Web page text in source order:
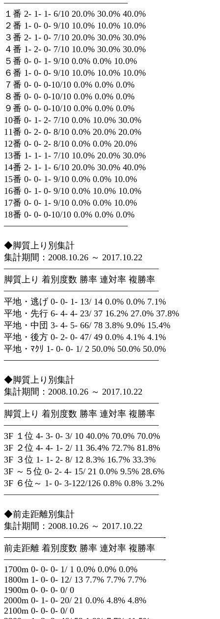
——————————————
１番 2- 1- 1- 6/10 20.0% 30.0% 40.0%
２番 1- 0- 0- 9/10 10.0% 10.0% 10.0%
３番 2- 1- 0- 7/10 20.0% 30.0% 30.0%
４番 1- 2- 0- 7/10 10.0% 30.0% 30.0%
５番 0- 0- 1- 9/10 0.0% 0.0% 10.0%
６番 1- 0- 0- 9/10 10.0% 10.0% 10.0%
７番 0- 0- 0-10/10 0.0% 0.0% 0.0%
８番 0- 0- 0-10/10 0.0% 0.0% 0.0%
９番 0- 0- 0-10/10 0.0% 0.0% 0.0%
10番 0- 1- 2- 7/10 0.0% 10.0% 30.0%
11番 0- 2- 0- 8/10 0.0% 20.0% 20.0%
12番 0- 0- 2- 8/10 0.0% 0.0% 20.0%
13番 1- 1- 1- 7/10 10.0% 20.0% 30.0%
14番 2- 1- 1- 6/10 20.0% 30.0% 40.0%
15番 0- 0- 1- 9/10 0.0% 0.0% 10.0%
16番 0- 1- 0- 9/10 0.0% 10.0% 10.0%
17番 0- 0- 1- 9/10 0.0% 0.0% 10.0%
18番 0- 0- 0-10/10 0.0% 0.0% 0.0%
——————————————
◆脚質上り別集計
集計期間：2008.10.26 ～ 2017.10.22
—————————————————–
脚質上り 着別度数 勝率 連対率 複勝率
—————————————————–
平地・逃げ 0- 0- 1- 13/ 14 0.0% 0.0% 7.1%
平地・先行 6- 4- 4- 23/ 37 16.2% 27.0% 37.8%
平地・中団 3- 4- 5- 66/ 78 3.8% 9.0% 15.4%
平地・後方 0- 2- 0- 47/ 49 0.0% 4.1% 4.1%
平地・ﾏｸﾘ 1- 0- 0- 1/ 2 50.0% 50.0% 50.0%
—————————————————–
◆脚質上り別集計
集計期間：2008.10.26 ～ 2017.10.22
—————————————————–
脚質上り 着別度数 勝率 連対率 複勝率
—————————————————–
3F １位 4- 3- 0- 3/ 10 40.0% 70.0% 70.0%
3F ２位 4- 4- 1- 2/ 11 36.4% 72.7% 81.8%
3F ３位 1- 1- 2- 8/ 12 8.3% 16.7% 33.3%
3F ～５位 0- 2- 4- 15/ 21 0.0% 9.5% 28.6%
3F ６位～ 1- 0- 3-122/126 0.8% 0.8% 3.2%
—————————————————–
◆前走距離別集計
集計期間：2008.10.26 ～ 2017.10.22
——————————————————-
前走距離 着別度数 勝率 連対率 複勝率
——————————————————-
1700m 0- 0- 0- 1/ 1 0.0% 0.0% 0.0%
1800m 1- 0- 0- 12/ 13 7.7% 7.7% 7.7%
1900m 0- 0- 0- 0/ 0
2000m 0- 1- 0- 20/ 21 0.0% 4.8% 4.8%
2100m 0- 0- 0- 0/ 0